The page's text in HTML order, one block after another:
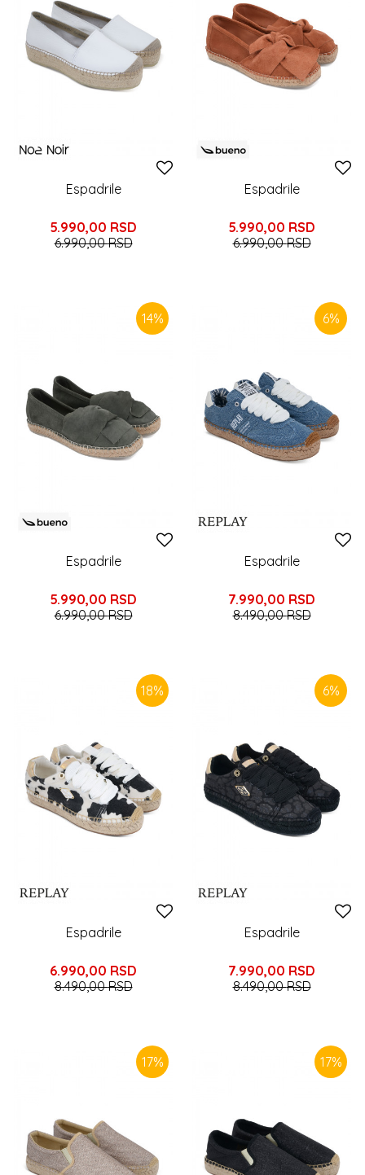
Espadrile
5.990,00 RSD
6.990,00RSD
Espadrile
5.990,00 RSD
6.990,00RSD
14%
Espadrile
5.990,00 RSD
6.990,00RSD
6%
Espadrile
7.990,00 RSD
8.490,00RSD
18%
Espadrile
6.990,00 RSD
8.490,00RSD
6%
Espadrile
7.990,00 RSD
8.490,00RSD
17% 17%